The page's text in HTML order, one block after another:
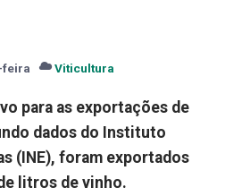
feira Viticultura
para as exportações de
dados do Instituto
(INE), foram exportados
litros de vinho.